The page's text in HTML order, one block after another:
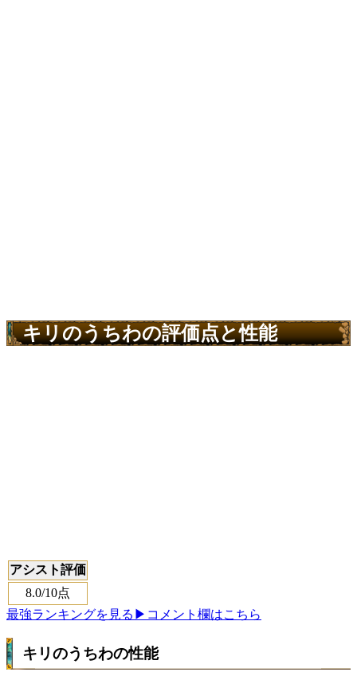
キリのうちわの評価点と性能
アシスト評価
8.0/10点
最強ランキングを見る ▶コメント欄はこちら
キリのうちわの性能